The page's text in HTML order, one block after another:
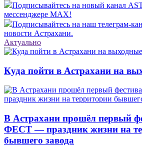
Подписывайтесь на новый канал
мессенджере MAX!
Подписывайтесь на наш телеграм-
новости Астрахани.
Актуально
Куда пойти в Астрахани на
В Астрахани прошёл первый
ФЕСТ — праздник жизни на
бывшего завода